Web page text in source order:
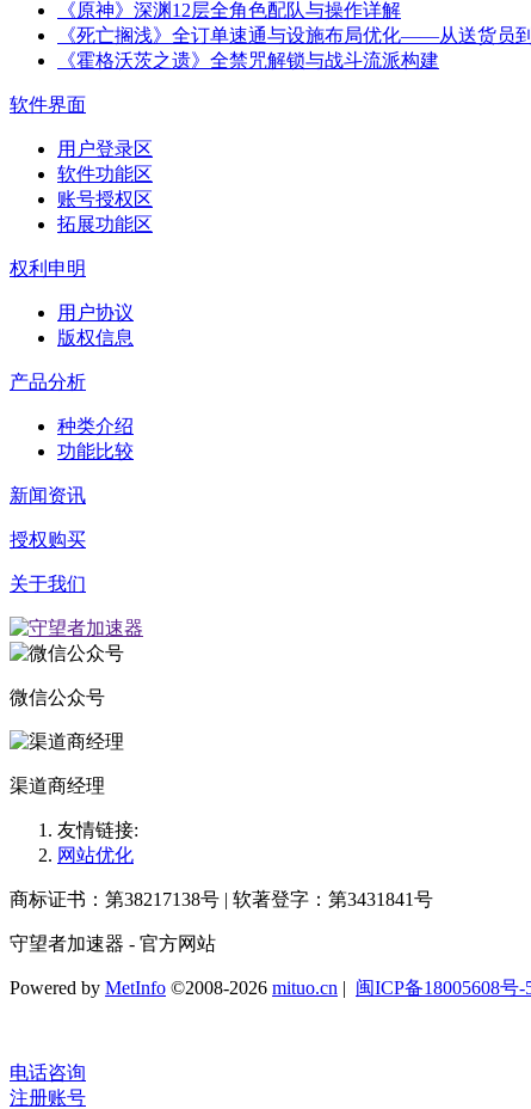
《原神》深渊12层全角色配队与操作详解
《死亡搁浅》全订单速通与设施布局优化——从送货员
《霍格沃茨之遗》全禁咒解锁与战斗流派构建
软件界面
用户登录区
软件功能区
账号授权区
拓展功能区
权利申明
用户协议
版权信息
产品分析
种类介绍
功能比较
新闻资讯
授权购买
关于我们
微信公众号
渠道商经理
友情链接:
网站优化
商标证书：第38217138号 | 软著登字：第3431841号
守望者加速器 - 官方网站
Powered by MetInfo ©2008-2026 mituo.cn | 闽ICP备18005608号-
电话咨询
注册账号